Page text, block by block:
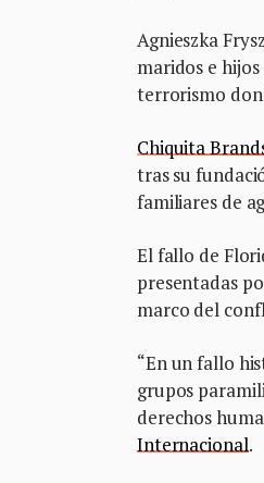
Agnieszka
maridos e
terrorismo
Chiquita
tras su
familiares de
El fallo de
presentadas
marco del
“En un fallo
grupos
derechos
Internacional.